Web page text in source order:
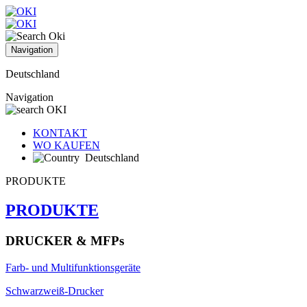
Navigation
Deutschland
Navigation
KONTAKT
WO KAUFEN
Deutschland
PRODUKTE
PRODUKTE
DRUCKER & MFPs
Farb- und Multifunktionsgeräte
Schwarzweiß-Drucker